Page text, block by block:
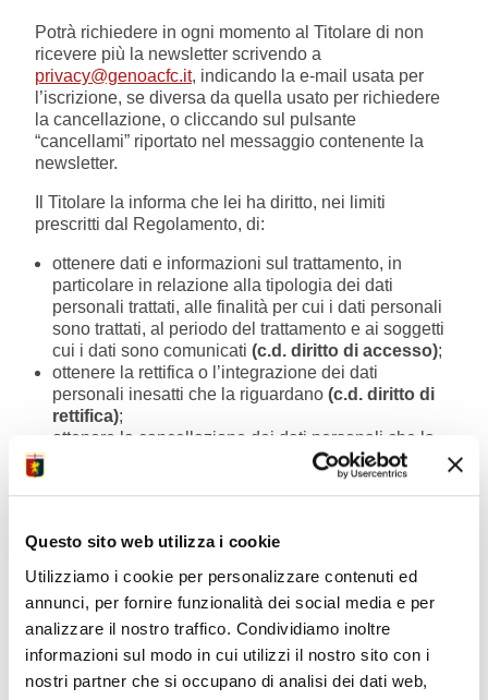
Questo sito web utilizza i cookie
Utilizziamo i cookie per personalizzare contenuti ed
annunci, per fornire funzionalità dei social media e per
analizzare il nostro traffico. Condividiamo inoltre
informazioni sul modo in cui utilizzi il nostro sito con i
nostri partner che si occupano di analisi dei dati web,
Potrà richiedere in ogni momento al Titolare di non
ricevere più la newsletter scrivendo a
privacy@genoacfc.it, indicando la e-mail usata per
l’iscrizione, se diversa da quella usato per richiedere
la cancellazione, o cliccando sul pulsante
“cancellami” riportato nel messaggio contenente la
newsletter.
Il Titolare la informa che lei ha diritto, nei limiti
prescritti dal Regolamento, di:
ottenere dati e informazioni sul trattamento, in
particolare in relazione alla tipologia dei dati
personali trattati, alle finalità per cui i dati personali
sono trattati, al periodo del trattamento e ai soggetti
cui i dati sono comunicati (c.d. diritto di accesso);
ottenere la rettifica o l’integrazione dei dati
personali inesatti che la riguardano (c.d. diritto di
rettifica);
ottenere la cancellazione dei dati personali che la
(c.d. diritto di cancellazione)nei
seguenti casi: (i) i dati personali non siano più
trattamento dei dati personali, qualora essi siano
trattati sulla base di tale consenso; (iii) lei si sia
opposto al trattamento dei dati personali che la
riguardano nel caso in cui essi non siano trattati per
un legittimo interesse del Titolare; (iv) il trattamento
dei dati personali non sia conforme alla legge.
Tuttavia, la conservazione dei suoi dati personali da